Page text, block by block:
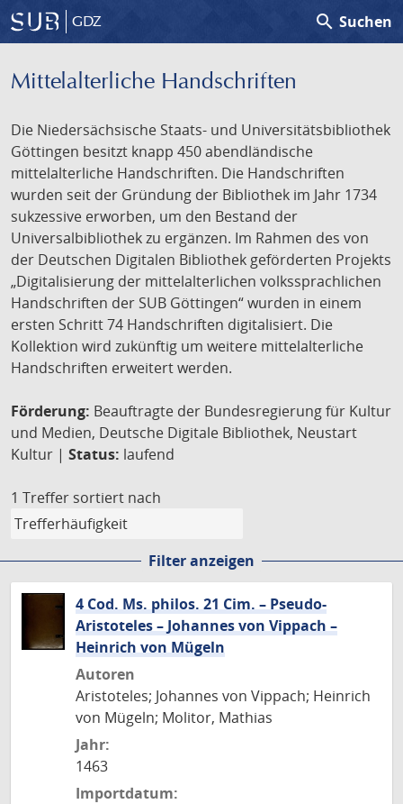
GDZ search Suchen
Mittelalterliche Handschriften
Die Niedersächsische Staats- und Universitätsbibliothek
Göttingen besitzt knapp 450 abendländische
mittelalterliche Handschriften. Die Handschriften
wurden seit der Gründung der Bibliothek im Jahr 1734
sukzessive erworben, um den Bestand der
Universalbibliothek zu ergänzen. Im Rahmen des von
der Deutschen Digitalen Bibliothek geförderten Projekts
„Digitalisierung der mittelalterlichen volkssprachlichen
Handschriften der SUB Göttingen“ wurden in einem
ersten Schritt 74 Handschriften digitalisiert. Die
Kollektion wird zukünftig um weitere mittelalterliche
Handschriften erweitert werden.
Förderung: Beauftragte der Bundesregierung für Kultur
und Medien, Deutsche Digitale Bibliothek, Neustart
Kultur | Status: laufend
1 Treffer sortiert nach
Filter anzeigen
4 Cod. Ms. philos. 21 Cim. – Pseudo-
Aristoteles – Johannes von Vippach –
Heinrich von Mügeln
Autoren
Aristoteles; Johannes von Vippach; Heinrich
von Mügeln; Molitor, Mathias
Jahr:
1463
Importdatum: